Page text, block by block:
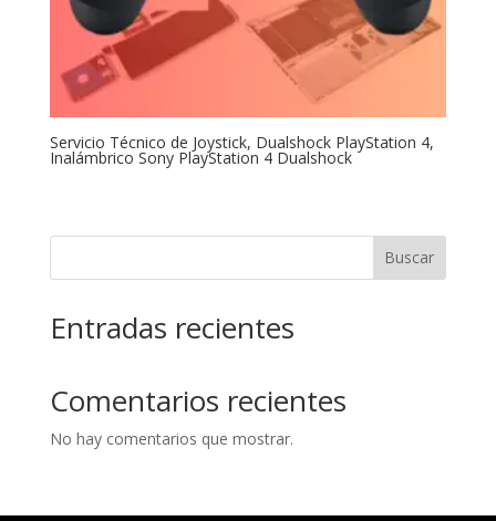
Servicio Técnico de Joystick, Dualshock PlayStation 4,
Inalámbrico Sony PlayStation 4 Dualshock
Buscar
Entradas recientes
Comentarios recientes
No hay comentarios que mostrar.